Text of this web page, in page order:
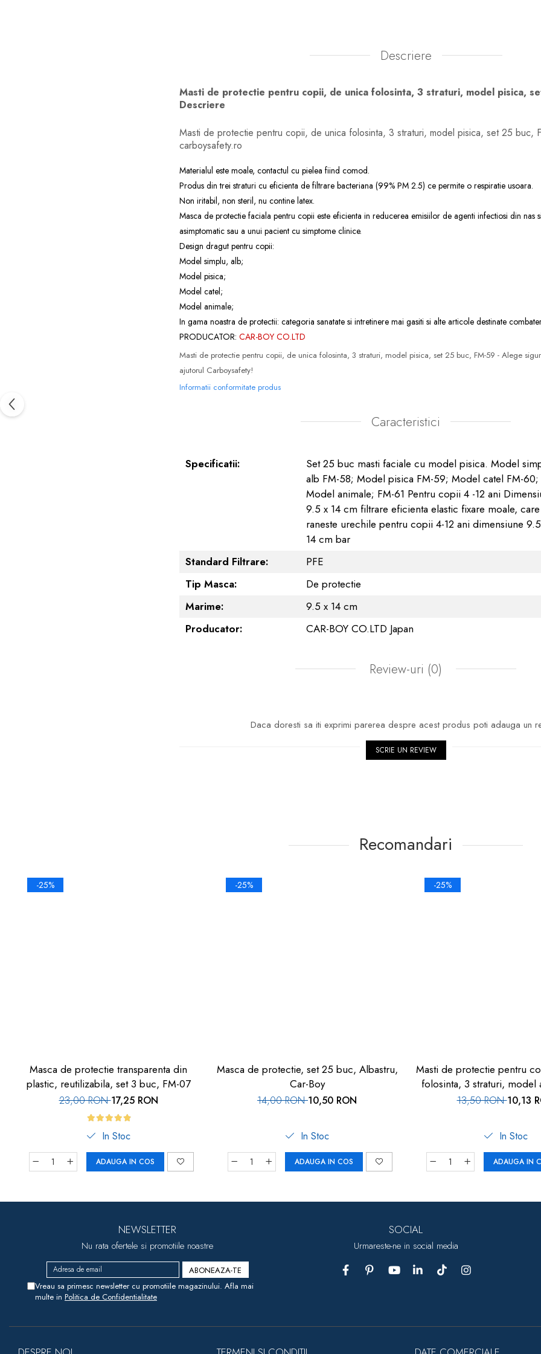
Descriere
Masti de protectie pentru copii, de unica folosinta, 3 straturi, model pisica,
Descriere
Masti de protectie pentru copii, de unica folosinta, 3 straturi, model pisica, set 25 buc,
carboysafety.ro
Materialul este moale, contactul cu pielea fiind comod.
Produs din trei straturi cu eficienta de filtrare bacteriana (99% PM 2.5) ce permite o respiratie usoara.
Non iritabil, non steril, nu contine latex.
Masca de protectie faciala pentru copii este eficienta in reducerea emisiilor de agenti infectiosi din nas
asimptomatic sau a unui pacient cu simptome clinice.
Design dragut pentru copii:
Model simplu, alb;
Model pisica;
Model catel;
Model animale;
In gama noastra de protectii: categoria sanatate si intretinere mai gasiti si alte articole destinate
PRODUCATOR: CAR-BOY CO.LTD
Masti de protectie pentru copii, de unica folosinta, 3 straturi, model pisica, set 25 buc, FM-59 - Alege
ajutorul Carboysafety!
Informatii conformitate produs
Caracteristici
Specificatii:
Set 25 buc masti faciale cu model pisica. Model
alb FM-58; Model pisica FM-59; Model catel FM-60;
Model animale; FM-61 Pentru copii 4 -12 ani
9.5 x 14 cm filtrare eficienta elastic fixare moale,
raneste urechile pentru copii 4-12 ani dimensiune
14 cm bar
Standard Filtrare:
PFE
Tip Masca:
De protectie
Marime:
9.5 x 14 cm
Producator:
CAR-BOY CO.LTD Japan
Review-uri (0)
Daca doresti sa iti exprimi parerea despre acest produs poti adauga un
SCRIE UN REVIEW
Recomandari
-25%
Masca de protectie transparenta din
plastic, reutilizabila, set 3 buc, FM-07
23,00 RON17,25 RON
In Stoc
ADAUGA IN COS
-25%
Masca de protectie, set 25 buc, Albastru,
Car-Boy
14,00 RON10,50 RON
In Stoc
ADAUGA IN COS
-25%
Masti de protectie pentru
folosinta, 3 straturi, model
25 buc, FM-61
13,50 RON10,13
In Stoc
ADAUGA IN
NEWSLETTER
Nu rata ofertele si promotiile noastre
Vreau sa primesc newsletter cu promotiile magazinului. Afla mai
multe in Politica de Confidentialitate
SOCIAL
Urmareste-ne in social media